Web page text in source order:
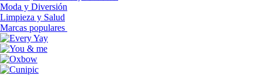
Moda y Diversión
Limpieza y Salud
Marcas populares